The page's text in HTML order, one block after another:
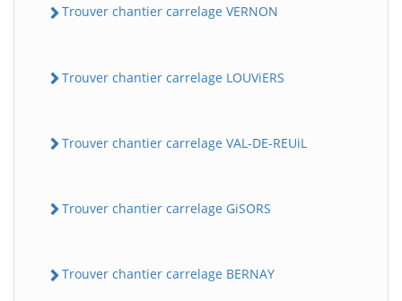
Trouver chantier carrelage VERNON
Trouver chantier carrelage LOUViERS
Trouver chantier carrelage VAL-DE-REUiL
Trouver chantier carrelage GiSORS
Trouver chantier carrelage BERNAY